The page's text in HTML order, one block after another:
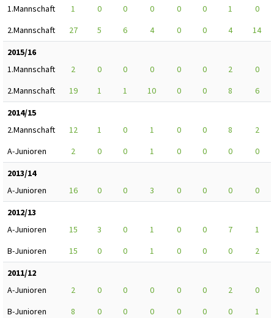
1.Mannschaft
1 0 0 0 0 0 1
0
2.Mannschaft
27 5 6 4 0 0 4
14
2015/16
1.Mannschaft
2 0 0 0 0 0 2
0
2.Mannschaft
19 1 1 10 0 0 8
6
2014/15
2.Mannschaft
12 1 0 1 0 0 8
2
A-Junioren
2 0 0 1 0 0 0
0
2013/14
A-Junioren
16 0 0 3 0 0 0
0
2012/13
A-Junioren
15 3 0 1 0 0 7
1
B-Junioren
15 0 0 1 0 0 0
2
2011/12
A-Junioren
2 0 0 0 0 0 2
0
B-Junioren
8 0 0 0 0 0 0
1